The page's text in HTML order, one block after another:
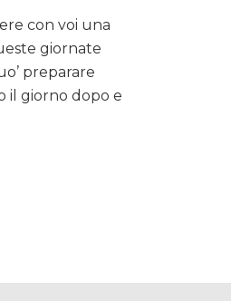
con voi una
giornate
preparare
il giorno dopo e